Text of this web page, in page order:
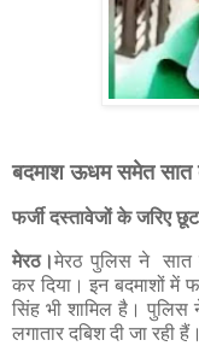
बदमाश ऊधम समेत सात
फर्जी दस्तावेजों के जरिए
मेरठ।मेरठ पुलिस ने सात
कर दिया। इन बदमाशों में
सिंह भी शामिल है। पुलिस
लगातार दबिश दी जा रही हैं।